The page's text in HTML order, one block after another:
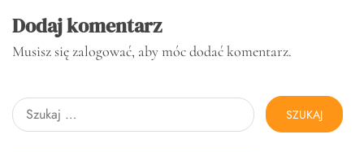
Dodaj komentarz
Musisz sięzalogować, aby móc dodać komentarz.
Szukaj: